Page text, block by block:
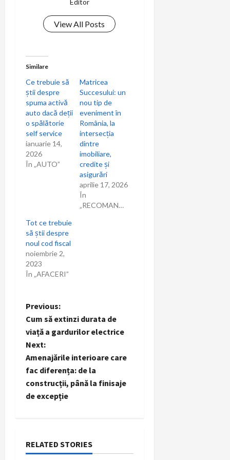
View All Posts
Similare
Ce trebuie să
știi despre
spuma activă
auto dacă deții
o spălătorie
self service
ianuarie 14,
2026
În „AUTO”
Matricea
Succesului: un
nou tip de
eveniment în
România, la
intersecția
dintre
imobiliare,
credite și
asigurări
aprilie 17, 2026
În
„RECOMANDARI”
Tot ce trebuie
să știi despre
noul cod fiscal
noiembrie 2,
2023
În „AFACERI”
P
o
s
t
n
v
Previous:
Cum să extinzi durata de
viață a gardurilor electrice
Next:
Amenajările interioare care
fac diferența: de la
construcții, până la finisaje
de excepție
RELATED STORIES